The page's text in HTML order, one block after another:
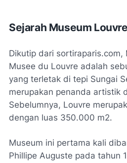
Sejarah Museum
Dikutip dari sortiraparis.com,
Musee du Louvre adalah
yang terletak di tepi Sungai
merupakan penanda artistik
Sebelumnya, Louvre
dengan luas 350.000 m2.
Museum ini pertama kali
Phillipe Auguste pada tahun